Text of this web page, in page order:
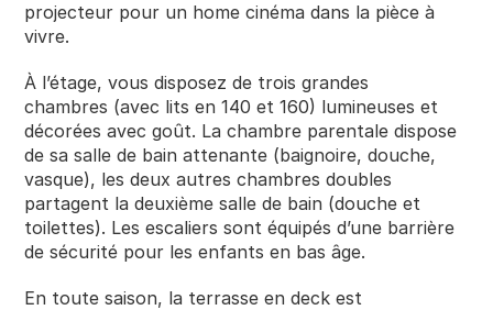
projecteur pour un home cinéma dans la pièce à
vivre.
À l’étage, vous disposez de trois grandes
chambres (avec lits en 140 et 160) lumineuses et
décorées avec goût. La chambre parentale dispose
de sa salle de bain attenante (baignoire, douche,
vasque), les deux autres chambres doubles
partagent la deuxième salle de bain (douche et
toilettes). Les escaliers sont équipés d’une barrière
de sécurité pour les enfants en bas âge.
En toute saison, la terrasse en deck est